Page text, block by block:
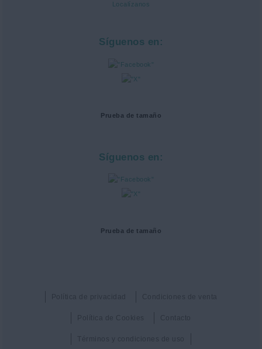
Localízanos
Síguenos en:
Prueba de tamaño
Síguenos en:
Prueba de tamaño
Política de privacidad Condiciones de venta
Política de Cookies Contacto
Términos y condiciones de uso